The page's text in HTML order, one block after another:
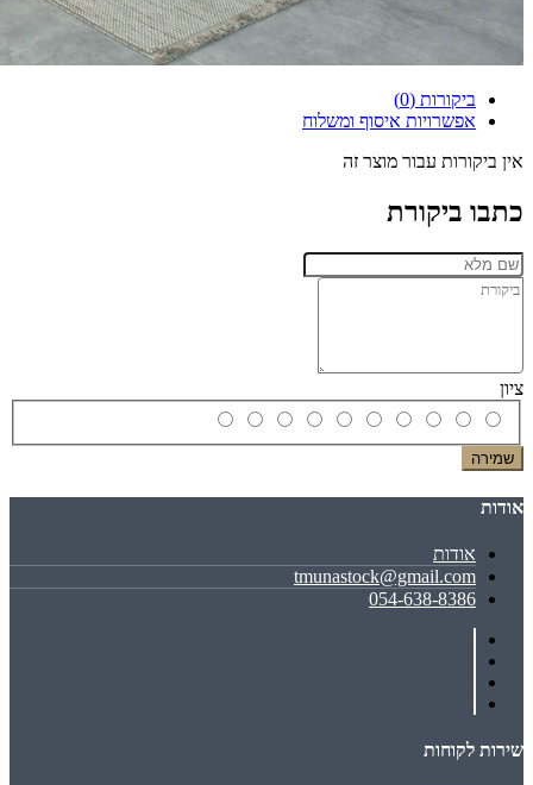
ביקורות (0)
אפשרויות איסוף ומשלוח
אין ביקורות עבור מוצר זה
כתבו ביקורת
ציון
שמירה
אודות
אודות
tmunastock@gmail.com
054-638-8386
שירות לקוחות